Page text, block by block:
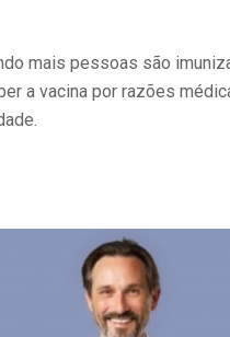
mais pessoas são
a vacina por razões